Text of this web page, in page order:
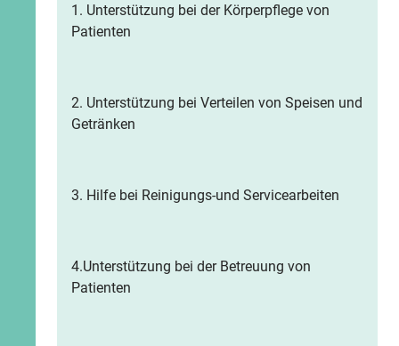
1. Unterstützung bei der Körperpflege von
Patienten
2. Unterstützung bei Verteilen von Speisen und
Getränken
3. Hilfe bei Reinigungs-und Servicearbeiten
4.Unterstützung bei der Betreuung von
Patienten